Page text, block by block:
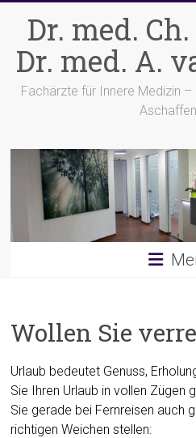
Inhalt
springenDr. med.
Dr. med. A.
Fachärzte für Innere Medizin
Wollen Sie
Urlaub bedeutet Genuss,
Sie Ihren Urlaub in vollen Zügen
Sie gerade bei Fernreisen auch
richtigen Weichen stellen: